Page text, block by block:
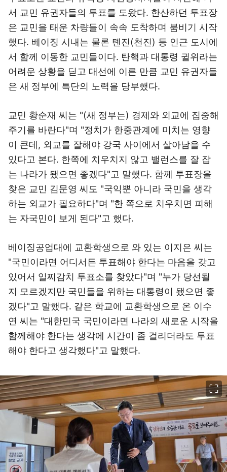
서 교민 유권자들의 투표를 도왔다. 한산하던 투표장
은 교민을 태운 차량들이 속속 도착하며 붐비기 시작
했다. 베이징 시내는 물론 톈진(천진) 등 인근 도시에
서 함께 이동한 교민들이다. 탄핵과 대통령 귈위라는
어려운 상황을 딛고 대선에 이른 만큼 교민 유권자들
은 새 정부에 특단의 노력을 당부했다.
교민 황순재 씨는 "(새 정부는) 경제와 외교에 집중해
주기를 바란다"며 "정치가 한중관계에 미치는 영향
이 큰데, 외교를 잘해야 강국 사이에서 살아남을 수
있다고 본다. 한쪽에 치우치지 않고 밸런스를 잘 잡
는 나라가 됐으면 좋겠다"고 말했다. 함께 투표장을
찾은 교민 김문영 씨도 "국익뿐 아니라 국민을 생각
하는 외교가 필요하다"며 "한 쪽으로 치우치면 피해
는 자국민이 보게 된다"고 했다.
베이징공업대에 교환학생으로 와 있는 이지은 씨는
"국민이라면 어디서든 투표해야 한다는 마음을 갖고
있어서 일찌감치 투표소를 찾았다"며 "누가 당선될
지 모르겠지만 국민들을 위하는 대통령이 됐으면 좋
겠다"고 말했다. 같은 학교에 교환학생으로 온 이수
연 씨는 "대한민국 국민이라면 나라의 새로운 시작을
함께해야 한다는 생각에 시간이 좀 걸리더라도 투표
해야 한다고 생각했다"고 말했다.